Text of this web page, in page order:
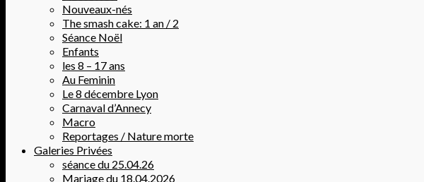
Nouveaux-nés
The smash cake: 1 an / 2
Séance Noël
Enfants
les 8 – 17 ans
Au Feminin
Le 8 décembre Lyon
Carnaval d’Annecy
Macro
Reportages / Nature morte
Galeries Privées
séance du 25.04.26
Mariage du 18.04.2026